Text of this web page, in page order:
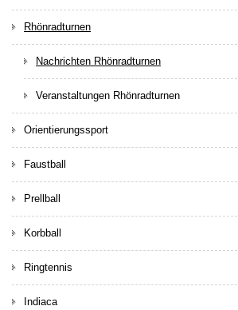
Rhönradturnen
Nachrichten Rhönradturnen
Veranstaltungen Rhönradturnen
Orientierungssport
Faustball
Prellball
Korbball
Ringtennis
Indiaca